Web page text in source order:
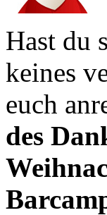
Hast du
keines
euch
des